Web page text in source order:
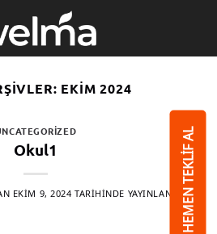
EKIM 2024
Okul1
EKIM 9, 2024 TARIHINDE YAYINLANDI HEMEN TEKLİF AL